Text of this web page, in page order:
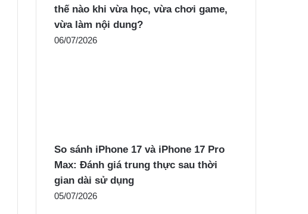
thế nào khi vừa học, vừa chơi game,
vừa làm nội dung?
06/07/2026
So sánh iPhone 17 và iPhone 17 Pro
Max: Đánh giá trung thực sau thời
gian dài sử dụng
05/07/2026